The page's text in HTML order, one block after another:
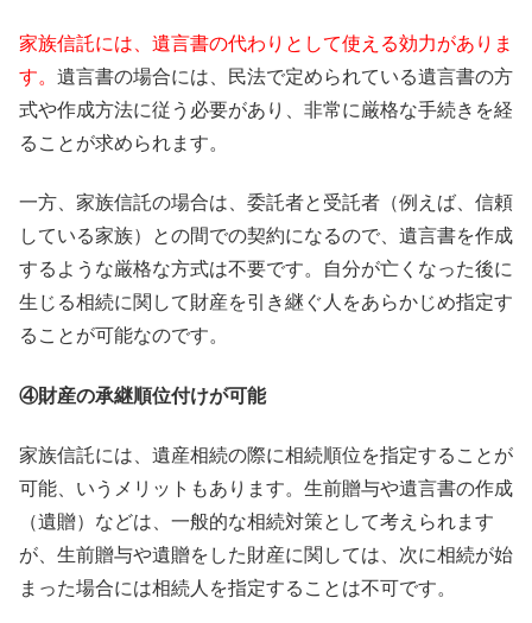
家族信託には、遺言書の代わりとして使える効力がありま
す。 遺言書の場合には、民法で定められている遺言書の方
式や作成方法に従う必要があり、非常に厳格な手続きを経
ることが求められます。
一方、家族信託の場合は、委託者と受託者（例えば、信頼
している家族）との間での契約になるので、遺言書を作成
するような厳格な方式は不要です。自分が亡くなった後に
生じる相続に関して財産を引き継ぐ人をあらかじめ指定す
ることが可能なのです。
④財産の承継順位付けが可能
家族信託には、遺産相続の際に相続順位を指定することが
可能、いうメリットもあります。生前贈与や遺言書の作成
（遺贈）などは、一般的な相続対策として考えられます
が、生前贈与や遺贈をした財産に関しては、次に相続が始
まった場合には相続人を指定することは不可です。